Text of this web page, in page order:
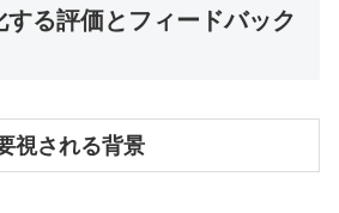
る評価とフィードバック
視される背景